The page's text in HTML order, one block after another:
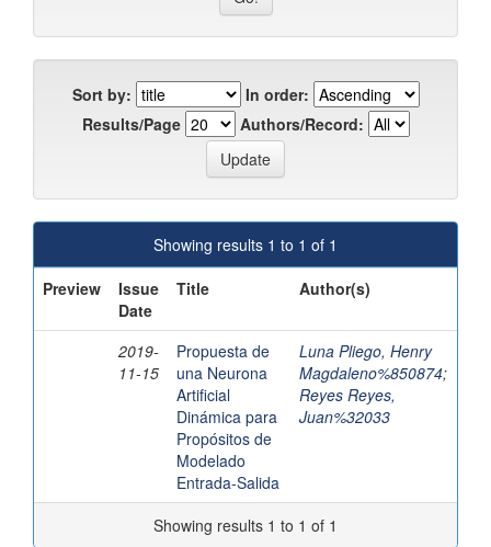
Sort by:
In order:
Results/Page
Authors/Record:
Showing results 1 to 1 of 1
Preview
Issue
Date
Title Author(s)
2019-
11-15
Propuesta de
una Neurona
Artificial
Dinámica para
Propósitos de
Modelado
Entrada-Salida
Luna Pliego, Henry
Magdaleno%850874;
Reyes Reyes,
Juan%32033
Showing results 1 to 1 of 1